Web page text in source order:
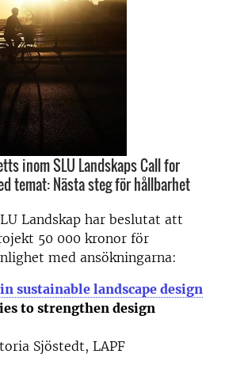
inom SLU Landskaps Call for
temat: Nästa steg för hållbarhet
Landskap har beslutat att
50 000 kronor för
med ansökningarna:
sustainable landscape design
to strengthen design
Sjöstedt, LAPF